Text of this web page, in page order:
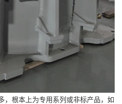
，根本上为专用系列或非标产品，如